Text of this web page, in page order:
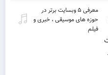
معرفی ۵ وبسایت برتر در
حوزه های موسیقی ، خبری و
فیلم